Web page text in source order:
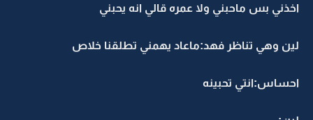
اخذني بس ماحبني ولا عمره قالي انه يحبني
لين وهي تناظر فهد:ماعاد يهمني تطلقنا خلاص
احساس:انتي تحبينه